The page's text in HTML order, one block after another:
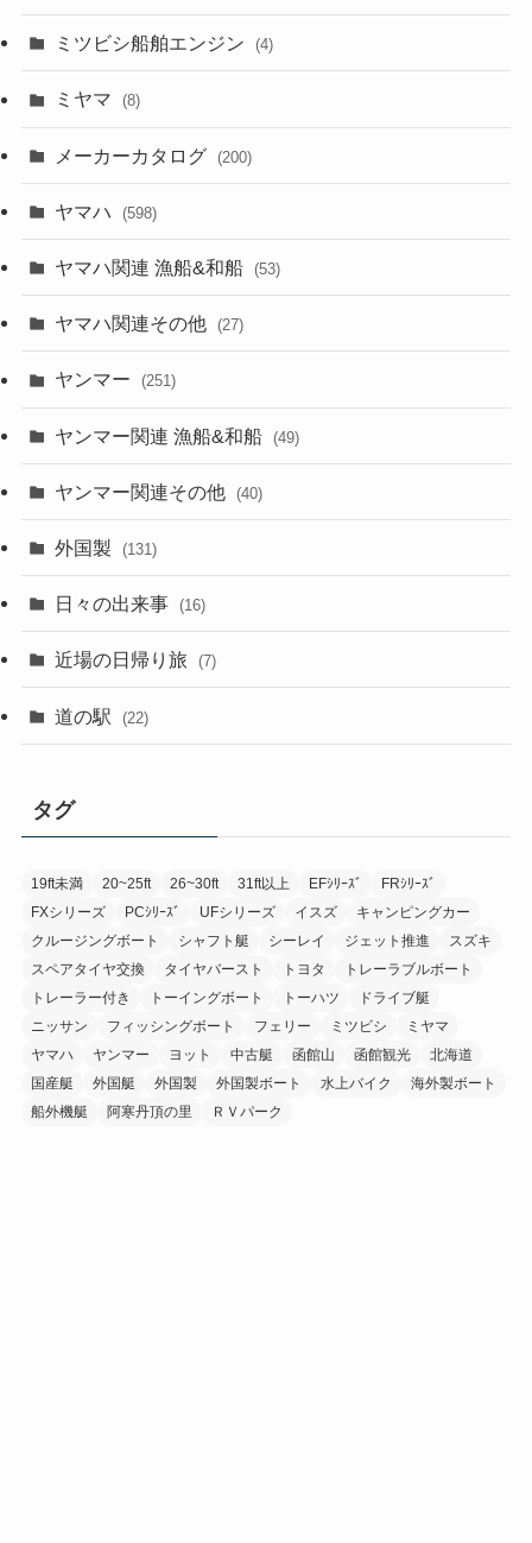
ミツビシ船舶エンジン (4)
ミヤマ (8)
メーカーカタログ (200)
ヤマハ (598)
ヤマハ関連 漁船&和船 (53)
ヤマハ関連その他 (27)
ヤンマー (251)
ヤンマー関連 漁船&和船 (49)
ヤンマー関連その他 (40)
外国製 (131)
日々の出来事 (16)
近場の日帰り旅 (7)
道の駅 (22)
タグ
19ft未満 20~25ft 26~30ft 31ft以上 EFｼﾘｰｽﾞ
FRｼﾘｰｽﾞ
FXシリーズ
PCｼﾘｰｽﾞ UFシリーズ イスズ
キャンピングカー
クルージングボート
シャフト艇 シーレイ ジェット推進
スズキ
スペアタイヤ交換
タイヤバースト トヨタ
トレーラブルボート
トレーラー付き
トーイングボート トーハツ
ドライブ艇
ニッサン
フィッシングボート フェリー ミツビシ
ミヤマ
ヤマハ
ヤンマー ヨット 中古艇 函館山 函館観光
北海道
国産艇
外国艇 外国製 外国製ボート 水上バイク
海外製ボート
船外機艇
阿寒丹頂の里 ＲＶパーク